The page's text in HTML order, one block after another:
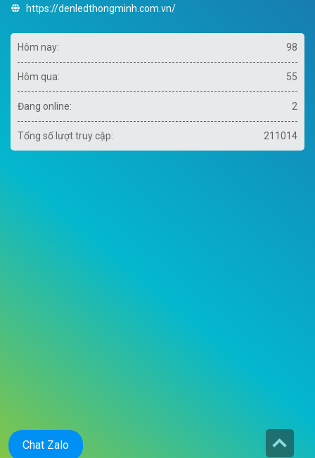
https://denledthongminh.com.vn/
98
Hôm nay:
55
Hôm qua:
2
Đang online:
211014
Tổng số lượt truy cập:
Chat Zalo